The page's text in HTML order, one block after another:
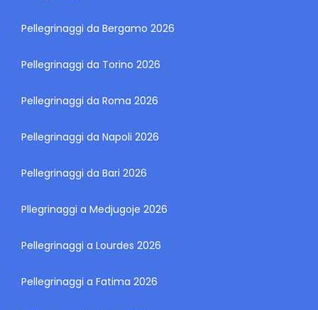
Pellegrinaggi da Bergamo 2026
Pellegrinaggi da Torino 2026
Pellegrinaggi da Roma 2026
Pellegrinaggi da Napoli 2026
Pellegrinaggi da Bari 2026
Pllegrinaggi a Medjugoje 2026
Pellegrinaggi a Lourdes 2026
Pellegrinaggi a Fatima 2026